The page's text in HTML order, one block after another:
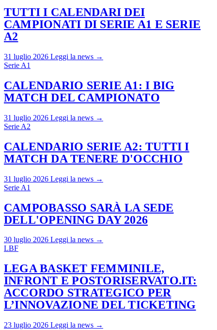
TUTTI I CALENDARI DEI
CAMPIONATI DI SERIE A1 E SERIE
A2
31 luglio 2026 Leggi la news →
Serie A1
CALENDARIO SERIE A1: I BIG
MATCH DEL CAMPIONATO
31 luglio 2026 Leggi la news →
Serie A2
CALENDARIO SERIE A2: TUTTI I
MATCH DA TENERE D'OCCHIO
31 luglio 2026 Leggi la news →
Serie A1
CAMPOBASSO SARÀ LA SEDE
DELL'OPENING DAY 2026
30 luglio 2026 Leggi la news →
LBF
LEGA BASKET FEMMINILE,
INFRONT E POSTORISERVATO.IT:
ACCORDO STRATEGICO PER
L’INNOVAZIONE DEL TICKETING
23 luglio 2026 Leggi la news →